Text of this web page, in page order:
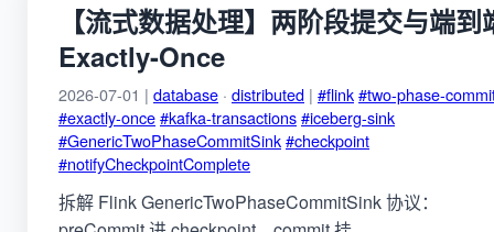
【流式数据处理】两阶段提交与端到
Exactly-Once
2026-07-01 | database · distributed | #flink#two-phase-
#exactly-once#kafka-transactions#iceberg-sink
#GenericTwoPhaseCommitSink#checkpoint
#notifyCheckpointComplete
拆解 Flink GenericTwoPhaseCommitSink 协议：